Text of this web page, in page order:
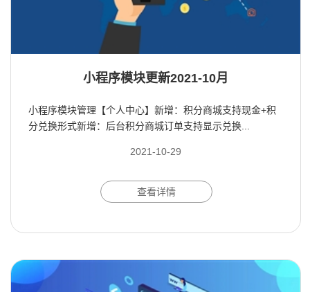
小程序模块更新2021-10月
小程序模块管理【个人中心】新增：积分商城支持现金+积
分兑换形式新增：后台积分商城订单支持显示兑换...
2021-10-29
查看详情